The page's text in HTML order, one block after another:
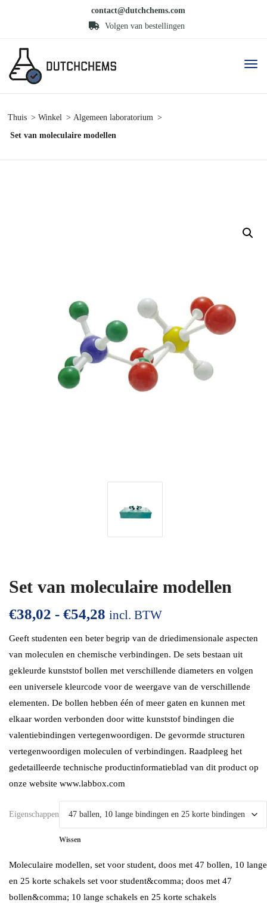
contact@dutchchems.com
Volgen van bestellingen
Thuis Winkel
Algemeen laboratorium
Set van moleculaire modellen
Set van moleculaire modellen
€38,02 - €54,28 incl. BTW
Geeft studenten een beter begrip van de driedimensionale aspecten
van moleculen en chemische verbindingen. De sets bestaan uit
gekleurde kunststof bollen met verschillende diameters en volgen
een universele kleurcode voor de weergave van de verschillende
elementen. De bollen hebben één of meer gaten en kunnen met
elkaar worden verbonden door witte kunststof bindingen die
valentiebindingen vertegenwoordigen. De gevormde structuren
vertegenwoordigen moleculen of verbindingen. Raadpleeg het
gedetailleerde technische productinformatieblad van dit product op
onze website www.labbox.com
Eigenschappen
Wissen
Moleculaire modellen, set voor student, doos met 47 bollen, 10 lange
en 25 korte schakels set voor student&comma; doos met 47
bollen&comma; 10 lange schakels en 25 korte schakels